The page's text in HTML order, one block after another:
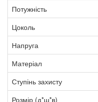
Потужність
Цоколь
Напруга
Матеріал
Ступінь захисту
Розмір (д*ш*в)